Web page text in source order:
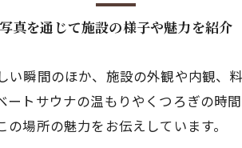
写真を通じて施設の様子や魅力を紹介
瞬間のほか、施設の外観や内観、
トサウナの温もりやくつろぎの時
場所の魅力をお伝えしています。